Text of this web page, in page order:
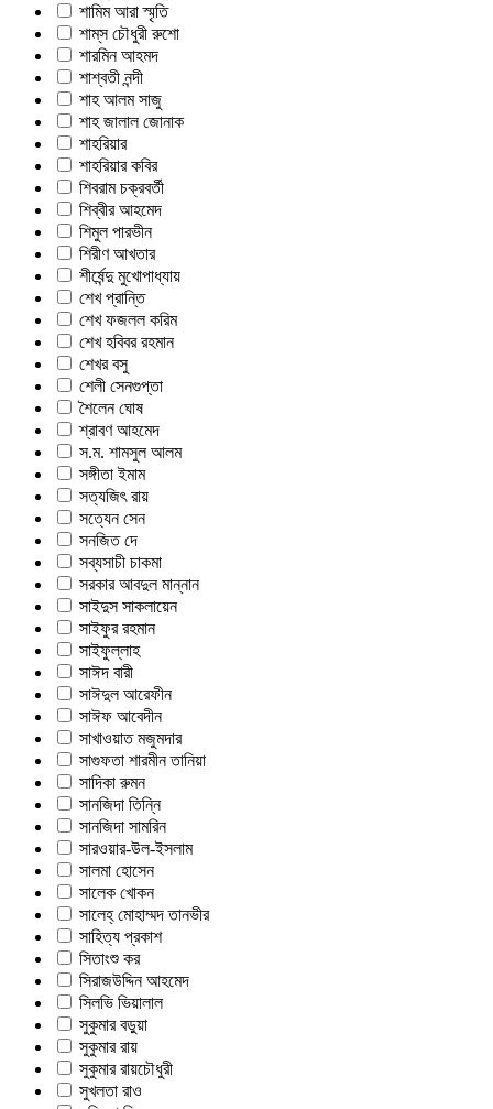
শামিম আরা স্মৃতি
শাম্‌স চৌধুরী রুশো
শারমিন আহমদ
শাশ্বতী নন্দী
শাহ আলম সাজু
শাহ জালাল জোনাক
শাহরিয়ার
শাহরিয়ার কবির
শিবরাম চক্রবর্তী
শিব্বীর আহমেদ
শিমুল পারভীন
শিরীণ আখতার
শীর্ষেন্দু মুখোপাধ্যায়
শেখ প্রান্তি
শেখ ফজলল করিম
শেখ হবিবর রহমান
শেখর বসু
শেলী সেনগুপ্তা
শৈলেন ঘোষ
শ্রাবণ আহমেদ
স.ম. শামসুল আলম
সঙ্গীতা ইমাম
সত্যজিৎ রায়
সত্যেন সেন
সনজিত দে
সব্যসাচী চাকমা
সরকার আবদুল মান্নান
সাইদুস সাকলায়েন
সাইফুর রহমান
সাইফুল্লাহ
সাঈদ বারী
সাঈদুল আরেফীন
সাঈফ আবেদীন
সাখাওয়াত মজুমদার
সাগুফতা শারমীন তানিয়া
সাদিকা রুমন
সানজিদা তিন্নি
সানজিদা সামরিন
সারওয়ার-উল-ইসলাম
সালমা হোসেন
সালেক খোকন
সালেহ্ মোহাম্মদ তানভীর
সাহিত্য প্রকাশ
সিতাংশু কর
সিরাজউদ্দিন আহমেদ
সিলভি ভিয়ালাল
সুকুমার বড়ুয়া
সুকুমার রায়
সুকুমার রায়চৌধুরী
সুখলতা রাও